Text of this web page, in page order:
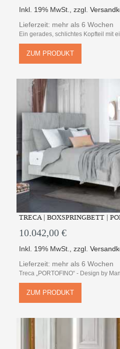
Inkl. 19% MwSt.,zzgl.
Lieferzeit: mehr als 6 Wochen
Ein gerades, schlichtes Kopfteil mit
ZUM PRODUKT
TRECA | BOXSPRINGBETT |
10.042,00 €
Inkl. 19% MwSt. ,zzgl.
Lieferzeit: mehr als 6 Wochen
Treca „PORTOFINO“ - Design by
ZUM PRODUKT